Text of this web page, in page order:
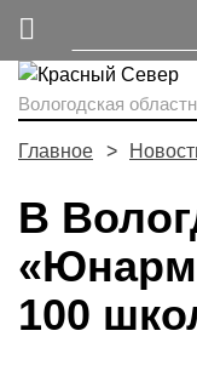
Вологодская
Главное
В
100